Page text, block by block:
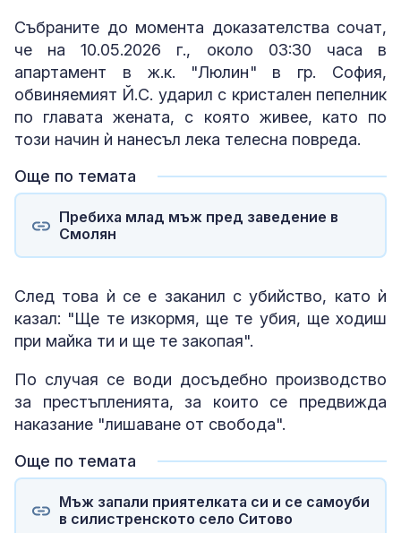
Събраните до момента доказателства сочат,
че на 10.05.2026 г., около 03:30 часа в
апартамент в ж.к. "Люлин" в гр. София,
обвиняемият Й.С. ударил с кристален пепелник
по главата жената, с която живее, като по
този начин ѝ нанесъл лека телесна повреда.
Още по темата
Пребиха млад мъж пред заведение в
Смолян
След това ѝ се е заканил с убийство, като ѝ
казал: "Ще те изкормя, ще те убия, ще ходиш
при майка ти и ще те закопая".
По случая се води досъдебно производство
за престъпленията, за които се предвижда
наказание "лишаване от свобода".
Още по темата
Мъж запали приятелката си и се самоуби
в силистренското село Ситово